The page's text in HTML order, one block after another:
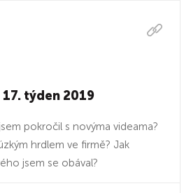
týden 2019
pokročil s novýma videama?
hrdlem ve firmě? Jak
jsem se obával?